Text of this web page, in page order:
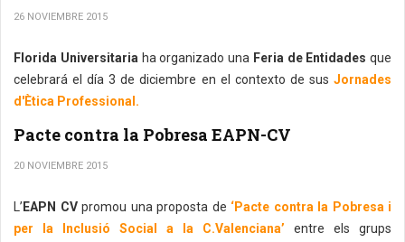
26 NOVIEMBRE 2015
Florida Universitaria ha organizado una Feria de Entidades que
celebrará el día 3 de diciembre en el contexto de sus Jornades
d'Ètica Professional.
Pacte contra la Pobresa EAPN-CV
20 NOVIEMBRE 2015
L’ EAPN CVpromou una proposta de ‘Pacte contra la Pobresa i
per la Inclusió Social a la C.Valenciana’ entre els grups